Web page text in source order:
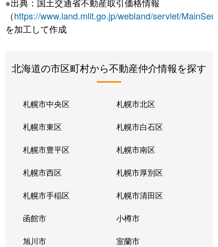
※出典：国土交通省不動産取引価格情報
（https://www.land.mlit.go.jp/webland/servlet/
を加工して作成
北海道の市区町村から不動産仲介情報を探す
札幌市中央区 札幌市北区
札幌市東区 札幌市白石区
札幌市豊平区 札幌市南区
札幌市西区 札幌市厚別区
札幌市手稲区 札幌市清田区
函館市 小樽市
旭川市 室蘭市